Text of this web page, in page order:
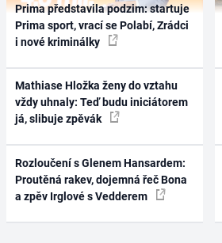
Prima představila podzim: startuje
Prima sport, vrací se Polabí, Zrádci
i nové kriminálky
Mathiase Hložka ženy do vztahu
vždy uhnaly: Teď budu iniciátorem
já, slibuje zpěvák
Rozloučení s Glenem Hansardem:
Proutěná rakev, dojemná řeč Bona
a zpěv Irglové s Vedderem